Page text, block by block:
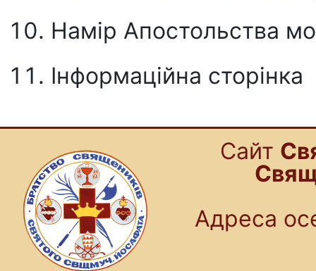
Намiр Апостольства
Інформаційна сторінка
Cайт
Адреса